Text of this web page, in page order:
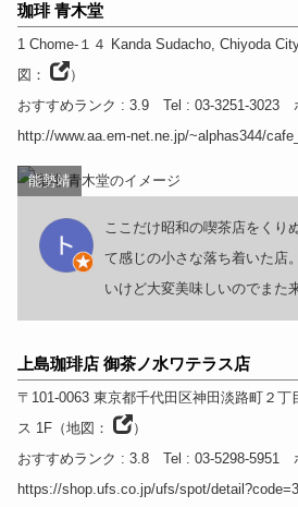
珈琲 青木堂
1 Chome-１４ Kanda Sudacho, Chiyoda City
図：
）
おすすめランク : 3.9 Tel : 03-3251-3023
http://www.aa.em-net.ne.jp/~alphas344/
能勢靖
ここだけ昭和の喫茶店をくり
て感じの小さな落ち着いた店
いけど大変美味しいのでまた
上島珈琲店 御茶ノ水ワテラス店
〒101-0063 東京都千代田区神田淡路町２丁
ス 1F（地図：
）
おすすめランク : 3.8 Tel : 03-5298-5951
https://shop.ufs.co.jp/ufs/spot/